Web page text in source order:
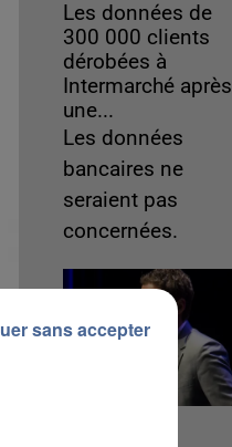
Les données de
300 000 clients
dérobées à
Intermarché après
une...
Les données
bancaires ne
seraient pas
concernées.
sans accepter